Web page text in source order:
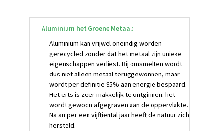
Aluminium het Groene Metaal:
Aluminium kan vrijwel oneindig worden
gerecycled zonder dat het metaal zijn unieke
eigenschappen verliest. Bij omsmelten wordt
dus niet alleen metaal teruggewonnen, maar
wordt per definitie 95% aan energie bespaard.
Het erts is zeer makkelijk te ontginnen: het
wordt gewoon afgegraven aan de oppervlakte.
Na amper een vijftiental jaar heeft de natuur zich
hersteld.